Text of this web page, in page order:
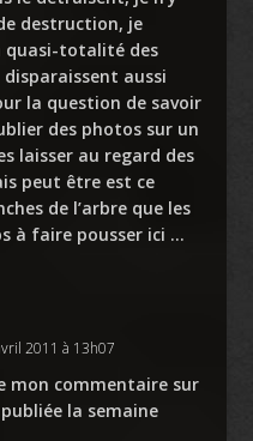
destruction, je
quasi-totalité des
aussi
la question de savoir
des photos sur un
laisser au regard des
peut être est ce
de l’arbre que les
à faire pousser ici …
2011 à 13h07
mon commentaire sur
la semaine